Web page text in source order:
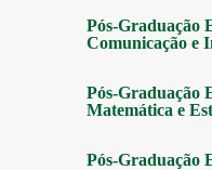
Pós-Graduação
Comunicação e
Pós-Graduação
Matemática e
Pós-Graduação